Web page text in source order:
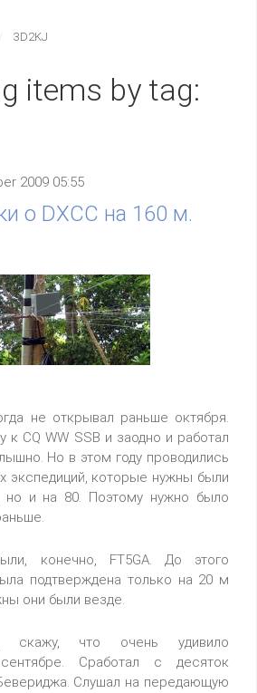
3D2KJ
items by tag:
2009 05:55
о DXCC на 160 м.
не открывал раньше октября.
к CQ WW SSB и заодно и работал
Но в этом году проводились
экспедиций, которые нужны были
но и на 80. Поэтому нужно было
конечно, FT5GA. До этого
подтверждена только на 20 м
они были везде.
скажу, что очень удивило
Сработал с десяток
Слушал на передающую